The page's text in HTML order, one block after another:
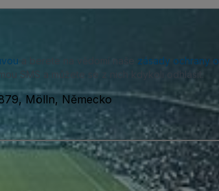
zásady ochrany
SMS a můžete se z nich kdykoli odhlásit.
Mölln, Německo